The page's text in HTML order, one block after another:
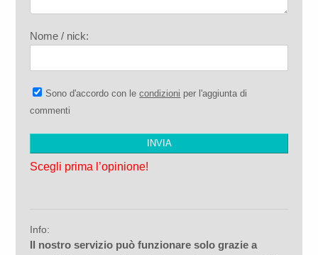
Nome / nick:
Sono d'accordo con lecondizioni per l'aggiunta di
commenti
Scegli prima l’opinione!
Info:
Il nostro servizio può funzionare solo grazie a